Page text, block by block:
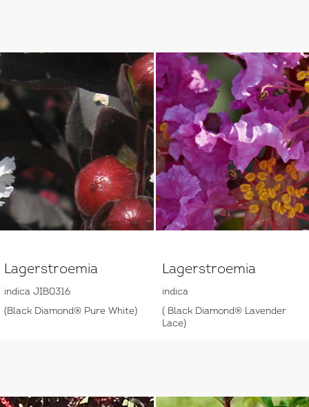
Lagerstroemia
indica JIB0316
(Black Diamond® Pure White)
Lagerstroemia
indica
( Black Diamond® Lavender
Lace)